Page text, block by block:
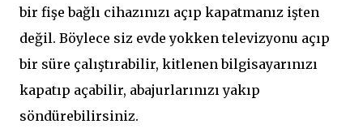
bir fişe bağlı cihazınızı açıp kapatmanız işten
değil. Böylece siz evde yokken televizyonu açıp
bir süre çalıştırabilir, kitlenen bilgisayarınızı
kapatıp açabilir, abajurlarınızı yakıp
söndürebilirsiniz.